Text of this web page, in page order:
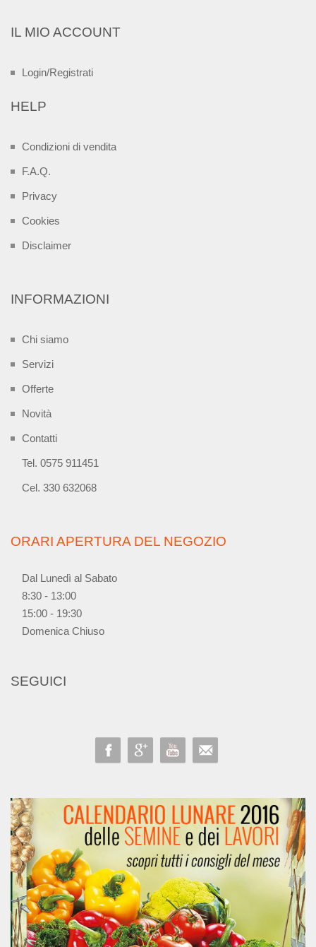
IL MIO ACCOUNT
Login/Registrati
HELP
Condizioni di vendita
F.A.Q.
Privacy
Cookies
Disclaimer
INFORMAZIONI
Chi siamo
Servizi
Offerte
Novità
Contatti
Tel. 0575 911451
Cel. 330 632068
ORARI APERTURA DEL NEGOZIO
Dal Lunedì al Sabato
8:30 - 13:00
15:00 - 19:30
Domenica Chiuso
SEGUICI